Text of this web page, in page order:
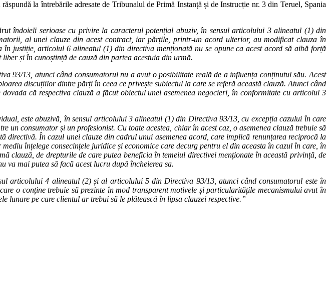
la întrebările adresate de Tribunalul de Primă Instanță și de Instrucție nr. 3 din Teruel, Spania
îndoieli serioase cu privire la caracterul potențial abuziv, în sensul articolului 3 alineatul (1) din
al unei clauze din acest contract, iar părțile, printr‑un acord ulterior, au modificat clauza în
justiție, articolul 6 alineatul (1) din directiva menționată nu se opune ca acest acord să aibă forță
și în cunoștință de cauză din partea acestuia din urmă.
13, atunci când consumatorul nu a avut o posibilitate reală de a influența conținutul său. Acest
discuțiilor dintre părți în ceea ce privește subiectul la care se referă această clauză. Atunci când
că respectiva clauză a făcut obiectul unei asemenea negocieri, în conformitate cu articolul 3
este abuzivă, în sensul articolului 3 alineatul (1) din Directiva 93/13, cu excepția cazului în care
consumator și un profesionist. Cu toate acestea, chiar în acest caz, o asemenea clauză trebuie să
În cazul unei clauze din cadrul unui asemenea acord, care implică renunțarea reciprocă la
înțelege consecințele juridice și economice care decurg pentru el din aceasta în cazul în care, în
clauză, de drepturile de care putea beneficia în temeiul directivei menționate în această privință, de
va mai putea să facă acest lucru după încheierea sa.
4 alineatul (2) și al articolului 5 din Directiva 93/13, atunci când consumatorul este în
o conține trebuie să prezinte în mod transparent motivele și particularitățile mecanismului avut în
lunare pe care clientul ar trebui să le plătească în lipsa clauzei respective.”